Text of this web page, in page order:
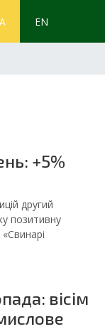
EN
+5%
другий
позитивну
вісім